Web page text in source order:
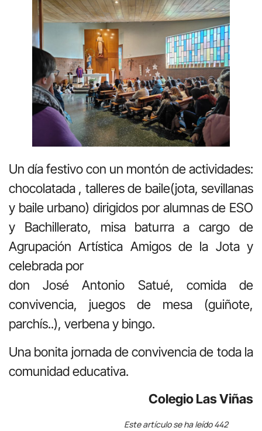
Un día festivo con un montón de actividades:
chocolatada , talleres de baile(jota, sevillanas
y baile urbano) dirigidos por alumnas de ESO
y Bachillerato, misa baturra a cargo de
Agrupación Artística Amigos de la Jota y
celebrada por
don José Antonio Satué, comida de
convivencia, juegos de mesa (guiñote,
parchís..), verbena y bingo.
Una bonita jornada de convivencia de toda la
comunidad educativa.
Colegio Las Viñas
Este artículo se ha leído 442